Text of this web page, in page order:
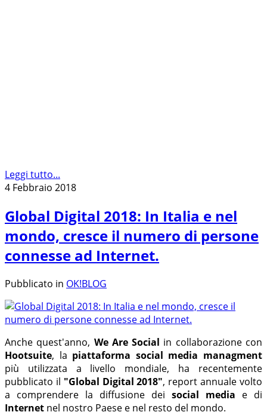
Leggi tutto...
4 Febbraio 2018
Global Digital 2018: In Italia e nel
mondo, cresce il numero di persone
connesse ad Internet.
Pubblicato in OK!BLOG
Anche quest'anno, We Are Social in collaborazione con
Hootsuite, la piattaforma social media managment
più utilizzata a livello mondiale, ha recentemente
pubblicato il "Global Digital 2018", report annuale volto
a comprendere la diffusione dei social media e di
Internet nel nostro Paese e nel resto del mondo.